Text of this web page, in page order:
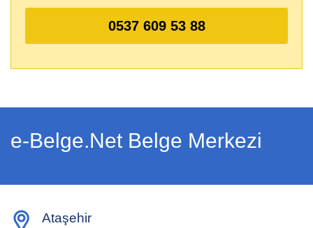
0537 609 53 88
e-Belge.Net Belge Merkezi
Ataşehir